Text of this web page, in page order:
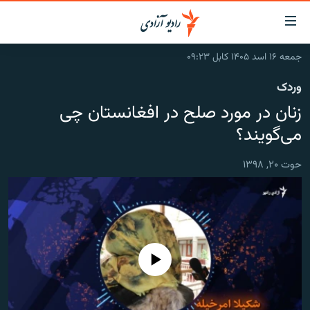
لینک‌های
قابل
دسترسی
به
متن
اصلی
بازگشت
منوی
مراجعه
به
گزارش‌ها
افغانستان
منطقه
شرق میانه
جهان
خبرها
افغانستان
جهان
جدول نشرات
مصاحبه‌ها
برنامه‌ها
مجموعه تصویری
بحران مهاجرت
'کووید-۱۹'
جمعه ۱۶ اسد ۱۴۰۵ کابل ۰۹:۲۳
وردک
زنان در مورد صلح در افغانستان چی
می‌گویند؟
حوت ۲۰, ۱۳۹۸
No media source currently available